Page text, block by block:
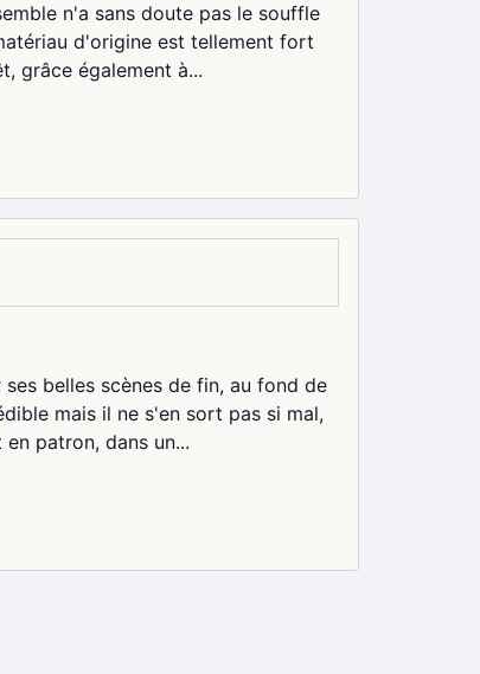
n'a sans doute pas le souffle
d'origine est tellement fort
grâce également à...
belles scènes de fin, au fond de
mais il ne s'en sort pas si mal,
patron, dans un...